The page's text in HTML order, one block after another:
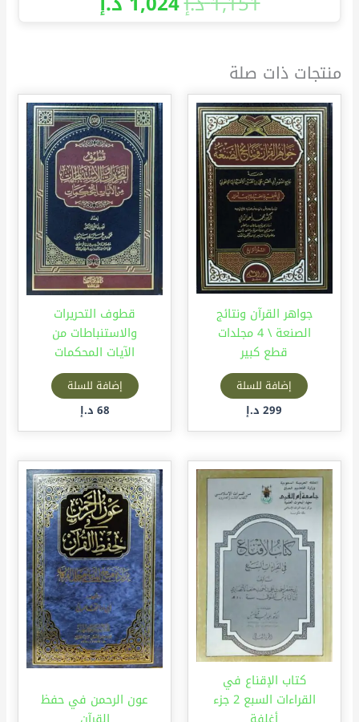
منتجات ذات صلة
جواهر القرآن ونتائج
الصنعة \ 4 مجلدات
قطع كبير
إضافة للسلة
299 د.إ
قطوف التحريرات
والاستنباطات من
الآيات المحكمات
إضافة للسلة
68 د.إ
كتاب الإقناع في
القراءات السبع 2 جزء
عون الرحمن في حفظ